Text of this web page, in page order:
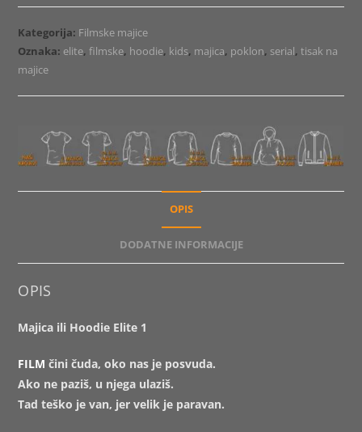
Elite
1
količina
Kategorija: Filmske majice
Oznaka: elite,filmske, hoodie, kids, majica, poklon, serial,tisak na
majice
OPIS
DODATNE INFORMACIJE
OPIS
Majica ili Hoodie Elite 1
FILM čini čuda, oko nas je posvuda.
Ako ne paziš, u njega ulaziš.
Tad teško je van, jer velik je paravan.